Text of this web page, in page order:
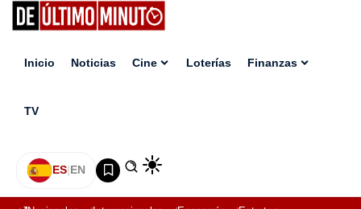
Inicio Noticias Cine Loterías Finanzas
TV
ES|EN